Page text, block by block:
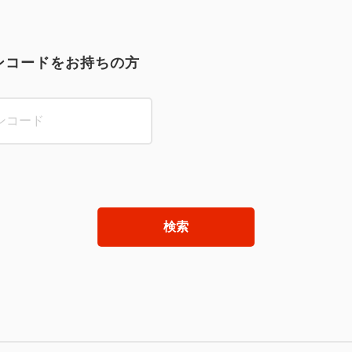
コードをお持ちの方
検索